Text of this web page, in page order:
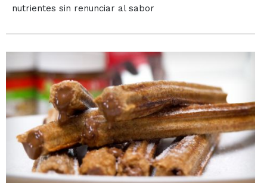
nutrientes sin renunciar al sabor